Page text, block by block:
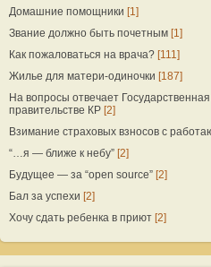
Домашние помощники [1]
Звание должно быть почетным [1]
Как пожаловаться на врача? [111]
Жилье для матери-одиночки [187]
На вопросы отвечает
правительстве КР [2]
Взимание страховых взносов с
“…я — ближе к небу” [2]
Будущее — за “open source” [2]
Бал за успехи [2]
Хочу сдать ребенка в приют [2]